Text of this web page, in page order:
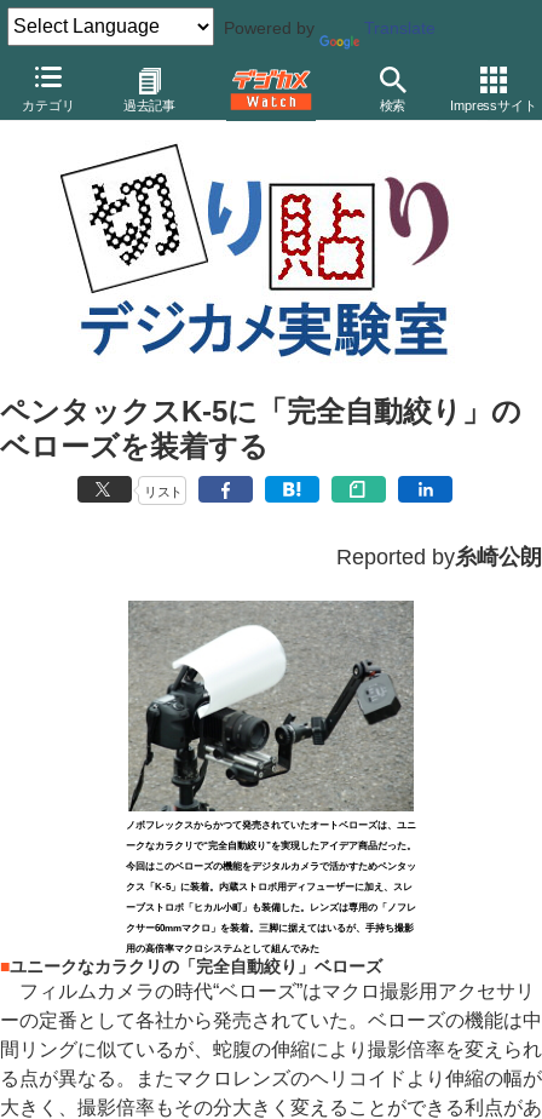
Powered by Translate
カテゴリ 過去記事 検索 Impressサイト
デジカメ Watch カメラ 一眼レフカメラ ペンタックス
ペンタックスK-5に「完全自動絞り」の
ベローズを装着する
リスト
Reported by糸崎公朗
ノボフレックスからかつて発売されていたオートベローズは、ユニ
ークなカラクリで“完全自動絞り”を実現したアイデア商品だった。
今回はこのベローズの機能をデジタルカメラで活かすためペンタッ
クス「K-5」に装着。内蔵ストロボ用ディフューザーに加え、スレ
ーブストロボ「ヒカル小町」も装備した。レンズは専用の「ノフレ
クサー60mmマクロ」を装着。三脚に据えてはいるが、手持ち撮影
用の高倍率マクロシステムとして組んでみた
■ユニークなカラクリの「完全自動絞り」ベローズ
フィルムカメラの時代“ベローズ”はマクロ撮影用アクセサリ
ーの定番として各社から発売されていた。ベローズの機能は中
間リングに似ているが、蛇腹の伸縮により撮影倍率を変えられ
る点が異なる。またマクロレンズのヘリコイドより伸縮の幅が
大きく、撮影倍率もその分大きく変えることができる利点があ